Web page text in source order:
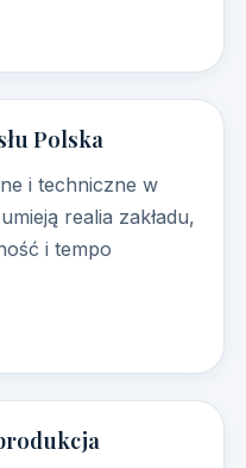
Polska
i techniczne w
realia zakładu,
i tempo